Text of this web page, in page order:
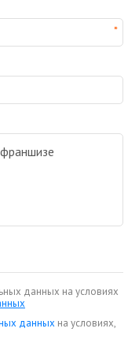
данных на условиях
данных на условиях,